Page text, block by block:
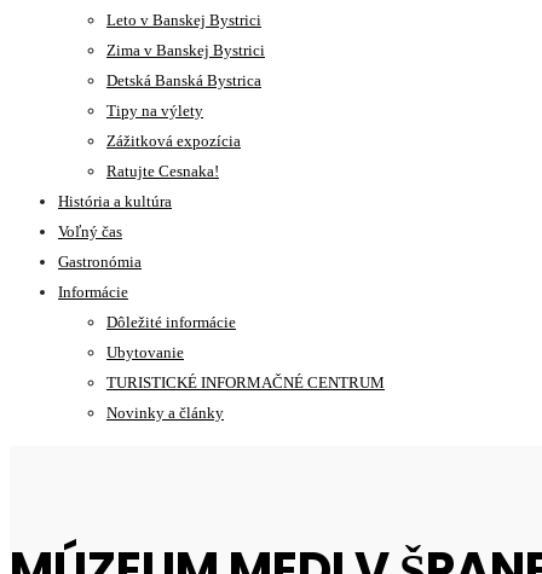
Leto v Banskej Bystrici
Zima v Banskej Bystrici
Detská Banská Bystrica
Tipy na výlety
Zážitková expozícia
Ratujte Cesnaka!
História a kultúra
Voľný čas
Gastronómia
Informácie
Dôležité informácie
Ubytovanie
TURISTICKÉ INFORMAČNÉ CENTRUM
Novinky a články